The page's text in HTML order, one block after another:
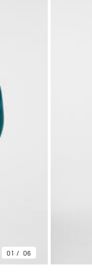
01 06